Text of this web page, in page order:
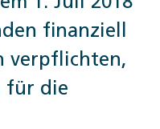
finanziell
verpflichten,
für die